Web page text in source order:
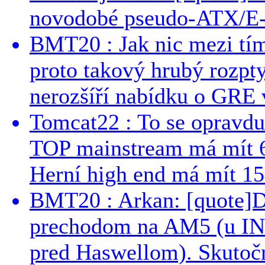
novodobé pseudo-ATX/
BMT20 : Jak nic mezi
proto takový hrubý
nerozšíří nabídku o GRE
Tomcat22 : To se
TOP mainstream má
Herní high end má mít
BMT20 : Arkan:
prechodom na AM5 (u
pred Haswellom).